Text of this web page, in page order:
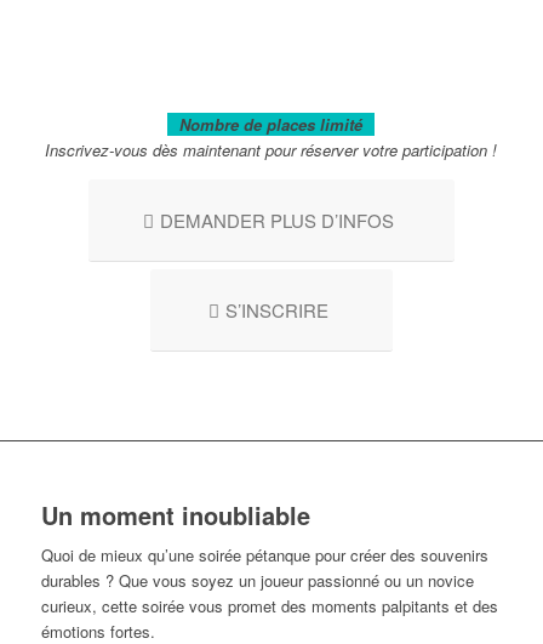
Nombre de places limité
Inscrivez-vous dès maintenant pour réserver votre participation !
DEMANDER PLUS D’INFOS
S’INSCRIRE
Un moment inoubliable
Quoi de mieux qu’une soirée pétanque pour créer des souvenirs
durables ? Que vous soyez un joueur passionné ou un novice
curieux, cette soirée vous promet des moments palpitants et des
émotions fortes.